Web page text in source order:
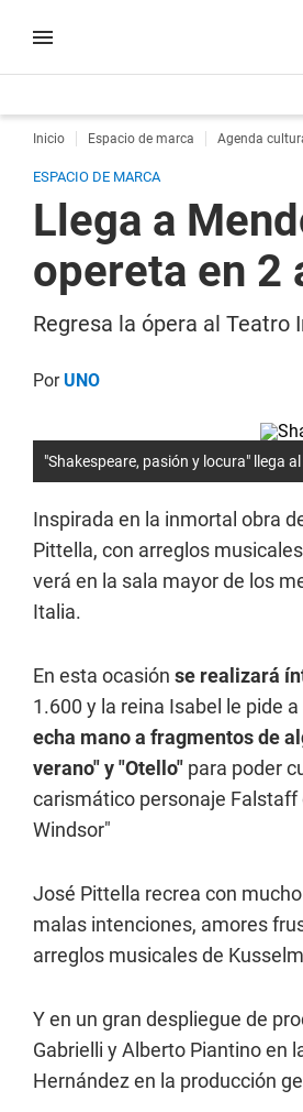
Inicio Espacio de marca Agenda
ESPACIO DE MARCA
Llega a
opereta en 2
Regresa la ópera al Teatro
PorUNO
"Shakespeare, pasión y locura" llega
Inspirada en la inmortal obra
Pittella, con arreglos
verá en la sala mayor de los
Italia.
En esta ocasión se realizará
1.600 y la reina Isabel le pide
echa mano a fragmentos de
verano" y "Otello" para poder
carismático personaje Falstaff
Windsor"
José Pittella recrea con
malas intenciones, amores
arreglos musicales de
Y en un gran despliegue de
Gabrielli y Alberto Piantino en
Hernández en la producción